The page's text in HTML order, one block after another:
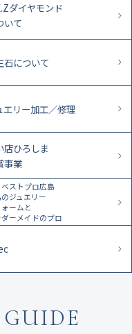
ダイヤモンド
いて
石について
エリー加工／修理
店ひろしま
事業
ベストプロ広島
ジュエリー
ォームと
ダーメイドのプロ